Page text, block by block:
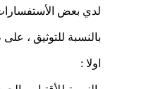
لدي بعض الأستفسارات
بالنسبة للتوثيق ،
اولا :